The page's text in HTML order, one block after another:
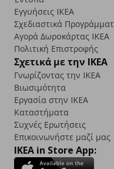
Εγγυήσεις IKEA
Σχεδιαστικά
Αγορά Δωρoκάρτας IKEA
Πολιτική Επιστροφής
Σχετικά με την IKEA
Γνωρίζοντας την IKEA
Βιωσιμότητα
Εργασία στην IKEA
Καταστήματα
Συχνές Ερωτήσεις
Επικοινωνήστε μαζί μας
IKEA in Store App: